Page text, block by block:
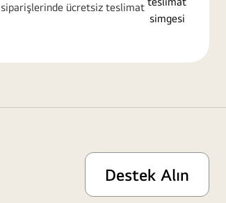
siparişlerinde ücretsiz teslimat
Destek Alın